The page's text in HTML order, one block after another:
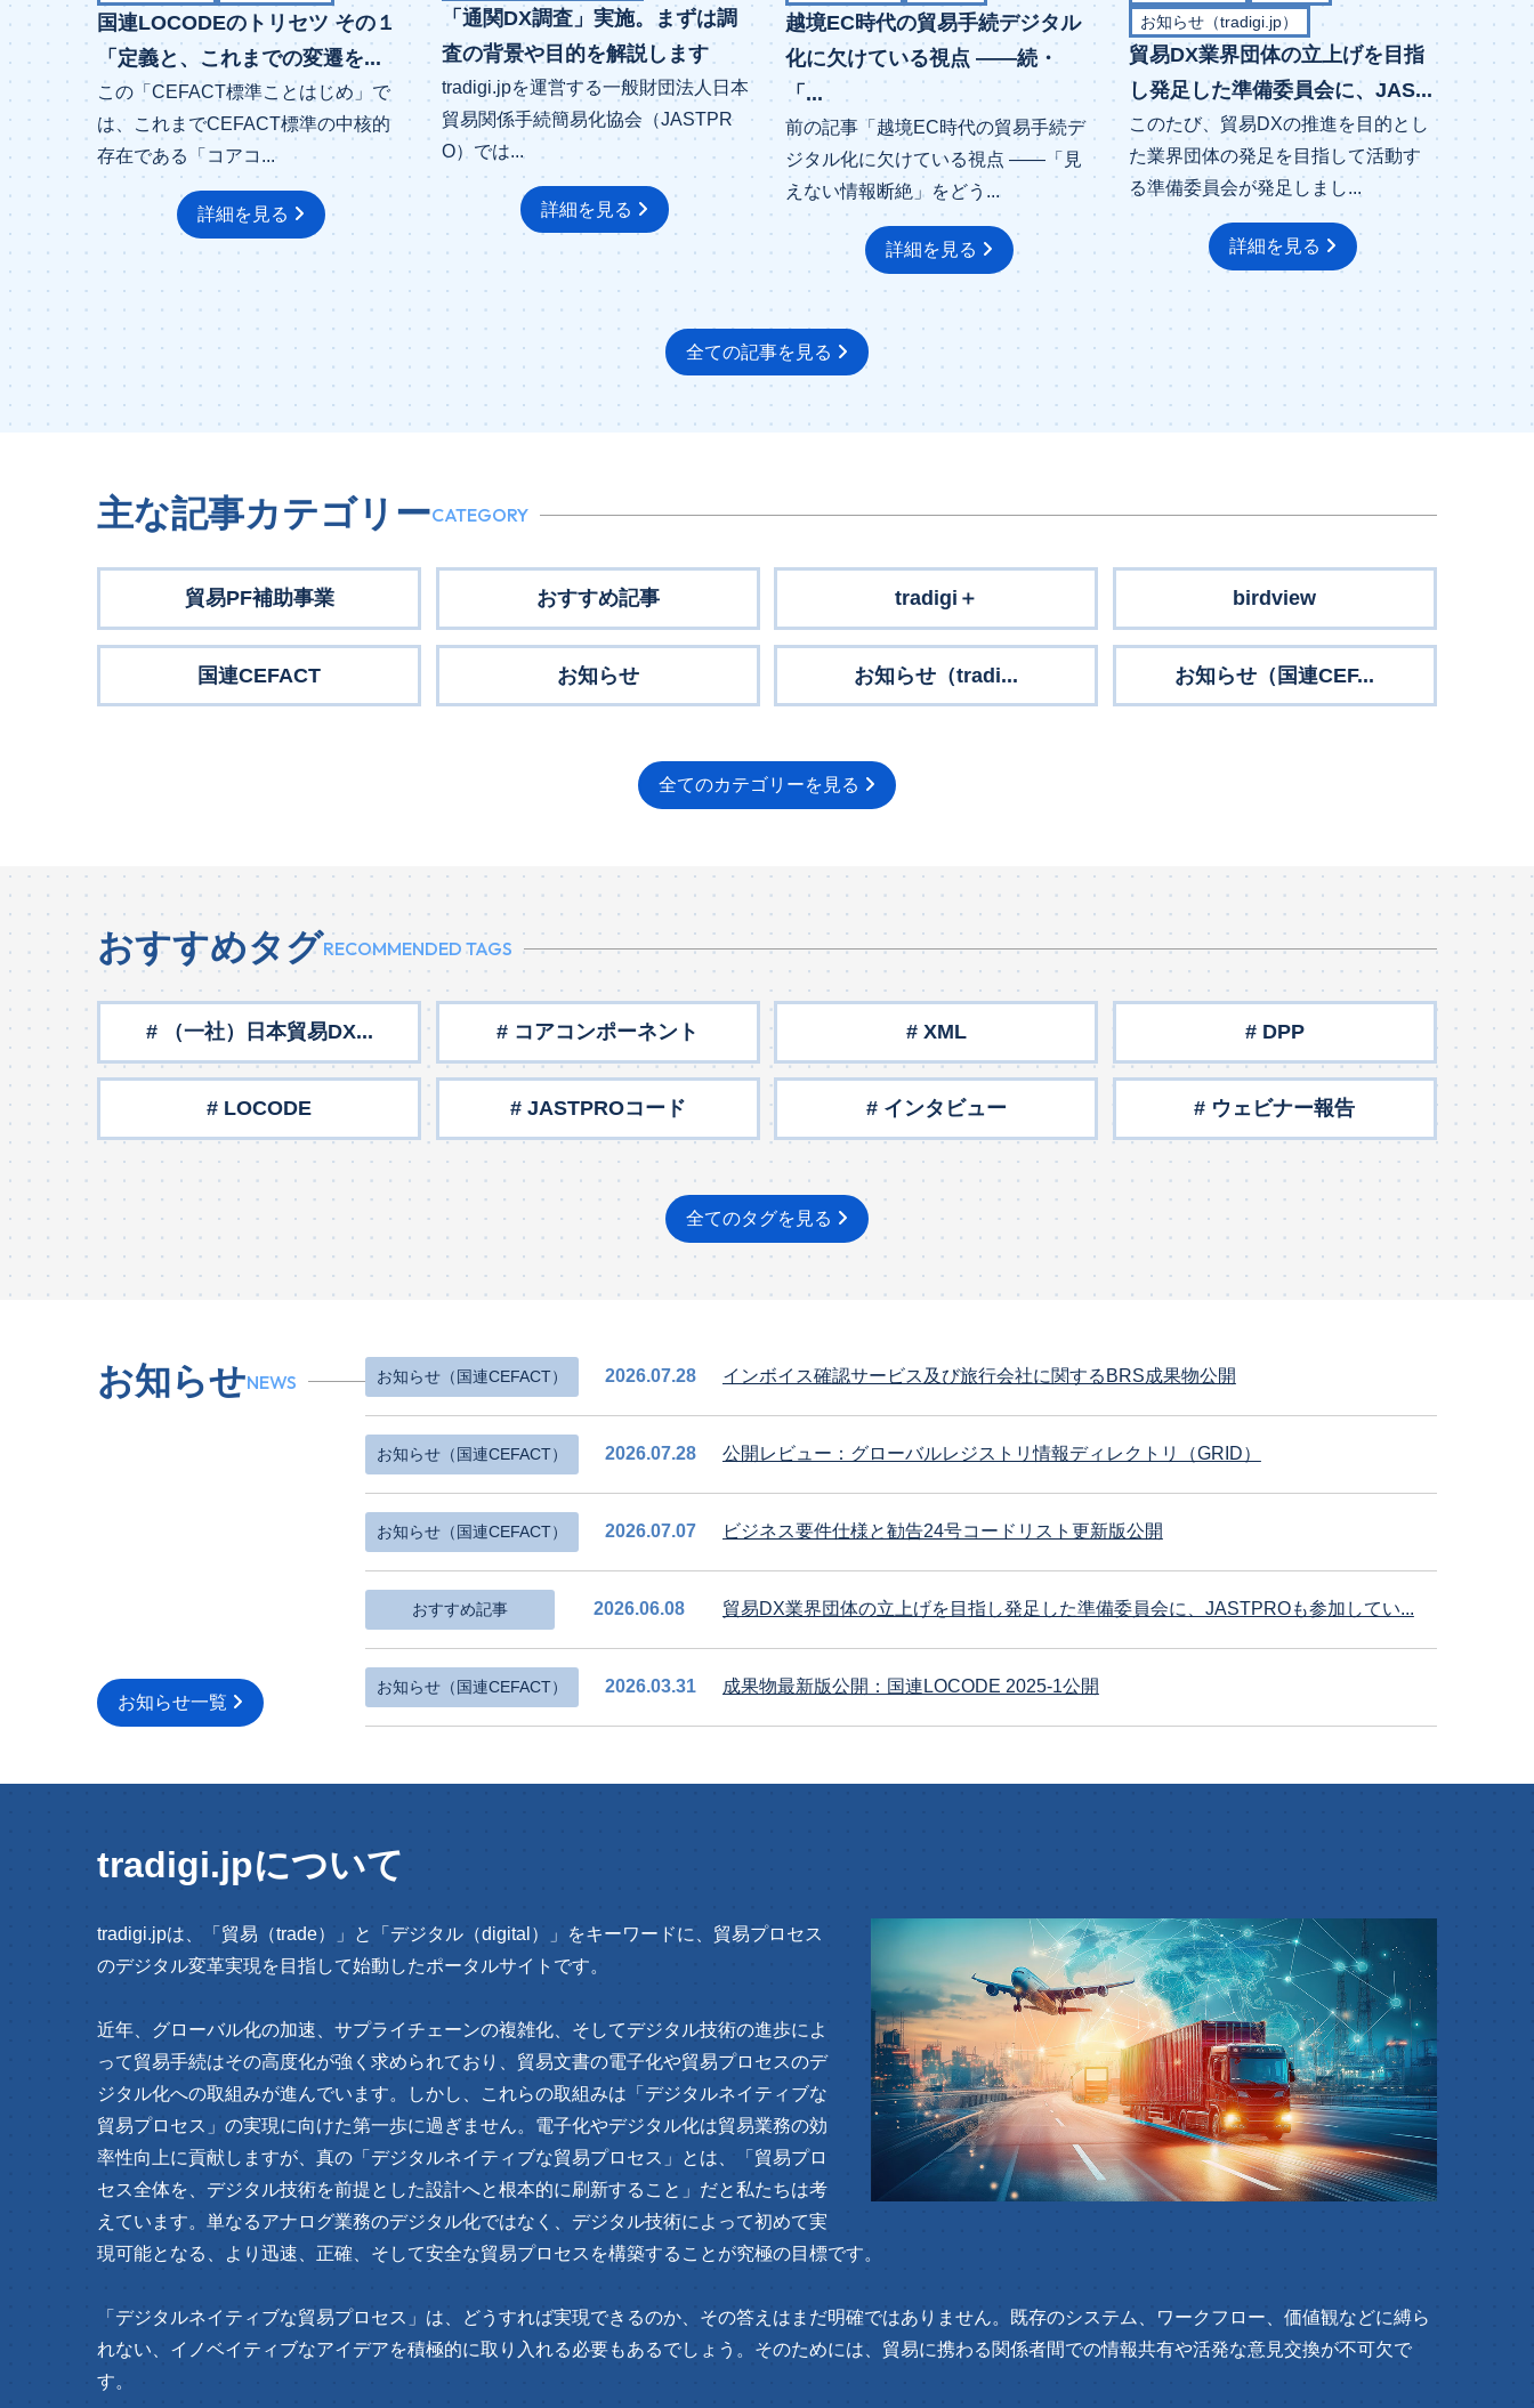
国連LOCODEのトリセツ その１
「定義と、これまでの変遷を...
この「CEFACT標準ことはじめ」で
は、これまでCEFACT標準の中核的
存在である「コアコ...
詳細を見る
「通関DX調査」実施。まずは調
査の背景や目的を解説します
tradigi.jpを運営する一般財団法人日本
貿易関係手続簡易化協会（JASTPR
O）では...
詳細を見る
越境EC時代の貿易手続デジタル
化に欠けている視点 ――続・
「...
前の記事「越境EC時代の貿易手続デ
ジタル化に欠けている視点 ――「見
えない情報断絶」をどう...
詳細を見る
お知らせ（tradigi.jp）
貿易DX業界団体の立上げを目指
し発足した準備委員会に、JAS...
このたび、貿易DXの推進を目的とし
た業界団体の発足を目指して活動す
る準備委員会が発足しまし...
詳細を見る
全ての記事を見る
主な記事カテゴリーCATEGORY
貿易PF補助事業 おすすめ記事 tradigi＋ birdview
国連CEFACT お知らせ お知らせ（tradi... お知らせ（国連CEF...
全てのカテゴリーを見る
おすすめタグRECOMMENDED TAGS
# （一社）日本貿易DX... # コアコンポーネント # XML # DPP
# LOCODE # JASTPROコード # インタビュー # ウェビナー報告
全てのタグを見る
お知らせNEWS
お知らせ一覧
お知らせ（国連CEFACT） 2026.07.28 インボイス確認サービス及び旅行会社に関するBRS成果物公開
お知らせ（国連CEFACT） 2026.07.28 公開レビュー：グローバルレジストリ情報ディレクトリ（GRID）
お知らせ（国連CEFACT） 2026.07.07 ビジネス要件仕様と勧告24号コードリスト更新版公開
おすすめ記事 2026.06.08 貿易DX業界団体の立上げを目指し発足した準備委員会に、JASTPROも参加してい...
お知らせ（国連CEFACT） 2026.03.31 成果物最新版公開：国連LOCODE 2025-1公開
tradigi.jpについて
tradigi.jpは、「貿易（trade）」と「デジタル（digital）」をキーワードに、貿易プロセス
のデジタル変革実現を目指して始動したポータルサイトです。
近年、グローバル化の加速、サプライチェーンの複雑化、そしてデジタル技術の進歩によ
って貿易手続はその高度化が強く求められており、貿易文書の電子化や貿易プロセスのデ
ジタル化への取組みが進んでいます。しかし、これらの取組みは「デジタルネイティブな
貿易プロセス」の実現に向けた第一歩に過ぎません。電子化やデジタル化は貿易業務の効
率性向上に貢献しますが、真の「デジタルネイティブな貿易プロセス」とは、「貿易プロ
セス全体を、デジタル技術を前提とした設計へと根本的に刷新すること」だと私たちは考
えています。単なるアナログ業務のデジタル化ではなく、デジタル技術によって初めて実
現可能となる、より迅速、正確、そして安全な貿易プロセスを構築することが究極の目標です。
「デジタルネイティブな貿易プロセス」は、どうすれば実現できるのか、その答えはまだ明確ではありません。既存のシステム、ワークフロー、価値観などに縛ら
れない、イノベイティブなアイデアを積極的に取り入れる必要もあるでしょう。そのためには、貿易に携わる関係者間での情報共有や活発な意見交換が不可欠で
す。